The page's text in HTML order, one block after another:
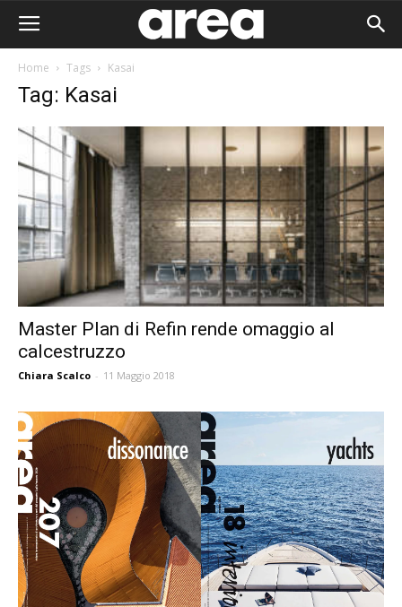
Home Tags Kasai
Tag: Kasai
Master Plan di Refin rende omaggio al
calcestruzzo
Chiara Scalco - 11 Maggio 2018